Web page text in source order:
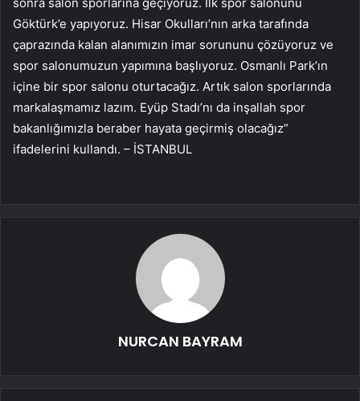
Göktürk’e yapıyoruz. Hisar Okulları’nın arka tarafında
çaprazında kalan alanımızın imar sorununu çözüyoruz ve
spor salonumuzun yapımına başlıyoruz. Osmanlı Park’ın
içine bir spor salonu oturtacağız. Artık salon sporlarında
markalaşmamız lazım. Eyüp Stadı’nı da inşallah spor
bakanlığımızla beraber hayata geçirmiş olacağız”
ifadelerini kullandı. – İSTANBUL
NURCAN BAYRAM